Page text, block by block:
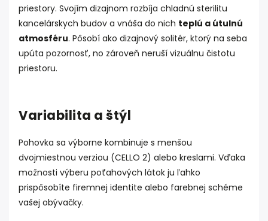
priestory. Svojím dizajnom rozbíja chladnú sterilitu
kancelárskych budov a vnáša do nich teplú a útulnú
atmosféru. Pôsobí ako dizajnový solitér, ktorý na seba
upúta pozornosť, no zároveň neruší vizuálnu čistotu
priestoru.
Variabilita a štýl
Pohovka sa výborne kombinuje s menšou
dvojmiestnou verziou (CELLO 2) alebo kreslami. Vďaka
možnosti výberu poťahových látok ju ľahko
prispôsobíte firemnej identite alebo farebnej schéme
vašej obývačky.